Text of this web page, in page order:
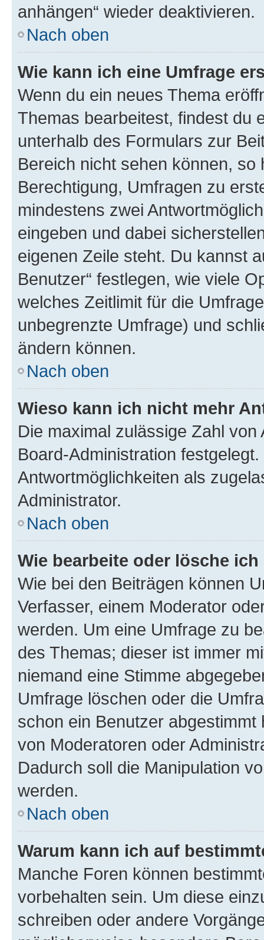
anhängen“ wieder deaktivieren.
Nach oben
Wie kann ich eine Umfrage
Wenn du ein neues Thema
Themas bearbeitest, findest du
unterhalb des Formulars zur
Bereich nicht sehen können,
Berechtigung, Umfragen zu
mindestens zwei
eingeben und dabei
eigenen Zeile steht. Du kannst
Benutzer“ festlegen, wie viele
welches Zeitlimit für die
unbegrenzte Umfrage) und
ändern können.
Nach oben
Wieso kann ich nicht mehr
Die maximal zulässige Zahl
Board-Administration
Antwortmöglichkeiten als
Administrator.
Nach oben
Wie bearbeite oder lösche
Wie bei den Beiträgen können
Verfasser, einem Moderator
werden. Um eine Umfrage zu
des Themas; dieser ist immer
niemand eine Stimme
Umfrage löschen oder die
schon ein Benutzer
von Moderatoren oder
Dadurch soll die Manipulation
werden.
Nach oben
Warum kann ich auf
Manche Foren können
vorbehalten sein. Um diese
schreiben oder andere